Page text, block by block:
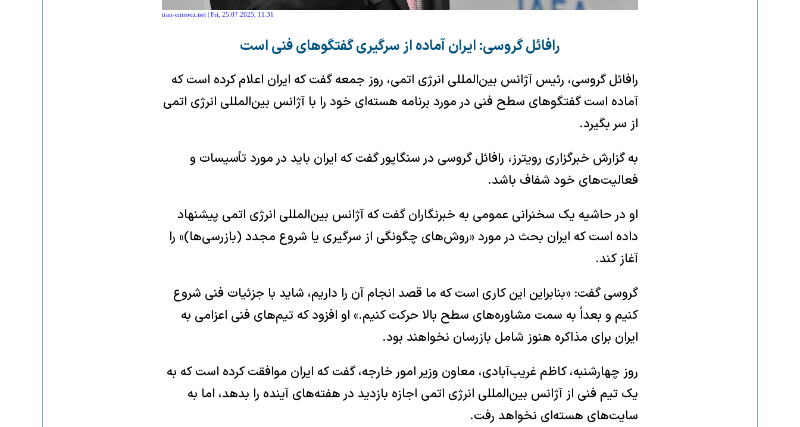
iran-emrooz.net | Fri, 25.07.2025, 11:31
رافائل گروسی: ایران آماده از سرگیری گفتگوهای فنی است
رافائل گروسی، رئیس آژانس بین‌المللی انرژی اتمی، روز جمعه گفت که ایران اعلام کرده است که
آماده است گفتگوهای سطح فنی در مورد برنامه هسته‌ای خود را با آژانس بین‌المللی انرژی اتمی
از سر بگیرد.
به گزارش خبرگزاری رویترز، رافائل گروسی در سنگاپور گفت که ایران باید در مورد تأسیسات و
فعالیت‌های خود شفاف باشد.
او در حاشیه یک سخنرانی عمومی به خبرنگاران گفت که آژانس بین‌المللی انرژی اتمی پیشنهاد
داده است که ایران بحث در مورد «روش‌های چگونگی از سرگیری یا شروع مجدد (بازرسی‌ها)» را
آغاز کند.
گروسی گفت: «بنابراین این کاری است که ما قصد انجام آن را داریم، شاید با جزئیات فنی شروع
کنیم و بعداً به سمت مشاوره‌های سطح بالا حرکت کنیم.» او افزود که تیم‌های فنی اعزامی به
ایران برای مذاکره هنوز شامل بازرسان نخواهند بود.
روز چهارشنبه، کاظم غریب‌آبادی، معاون وزیر امور خارجه، گفت که ایران موافقت کرده است که به
یک تیم فنی از آژانس بین‌المللی انرژی اتمی اجازه بازدید در هفته‌های آینده را بدهد، اما به
سایت‌های هسته‌ای نخواهد رفت.